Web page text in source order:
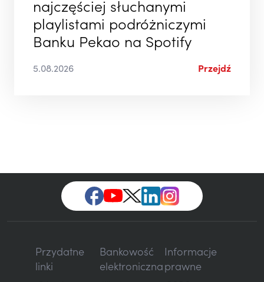
najczęściej słuchanymi
playlistami podróżniczymi
Banku Pekao na Spotify
5.08.2026 Przejdź
Przydatne
linki
Bankowość
elektroniczna
Informacje
prawne